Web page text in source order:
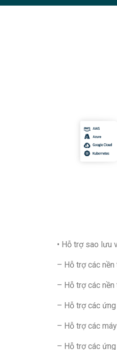
• Hỗ trợ sao lưu
– Hỗ trợ các
– Hỗ trợ các nền
– Hỗ trợ các
– Hỗ trợ các
– Hỗ trợ các